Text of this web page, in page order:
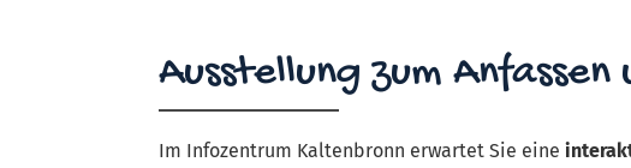
Ausstellung zum Anfassen
Im Infozentrum Kaltenbronn erwartet Sie eine